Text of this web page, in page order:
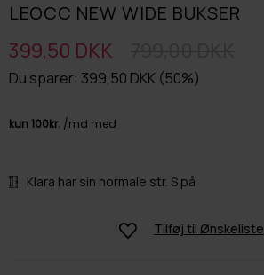
LEOCC NEW WIDE BUKSER
Du sparer: 399,50 DKK (50%)
399,50 DKK
Klara har sin normale str. S på
Tilføj til Ønskeliste